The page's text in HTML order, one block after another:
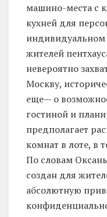
машино-места с
кухней для
индивидуальном
жителей
невероятно
Москву,
еще— о
гостиной и
предполагает
комнат в лоте, в
По словам
создан для
абсолютную